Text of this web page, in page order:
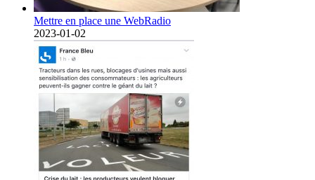
Mettre en place une WebRadio
2023-01-02